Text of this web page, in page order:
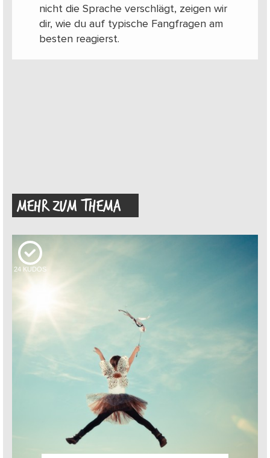
nicht die Sprache verschlägt, zeigen wir
dir, wie du auf typische Fangfragen am
besten reagierst.
MEHR ZUM THEMA
24 KUDOS